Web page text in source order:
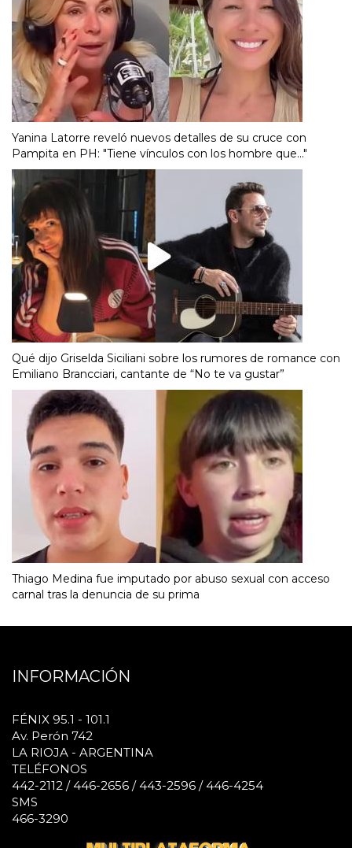
Yanina Latorre reveló nuevos detalles de su cruce con
Pampita en PH: "Tiene vínculos con los hombre que..."
Qué dijo Griselda Siciliani sobre los rumores de romance con
Emiliano Brancciari, cantante de “No te va gustar”
Thiago Medina fue imputado por abuso sexual con acceso
carnal tras la denuncia de su prima
INFORMACIÓN
FÉNIX 95.1 - 101.1
Av. Perón 742
LA RIOJA - ARGENTINA
TELÉFONOS
442-2112 / 446-2656 / 443-2596 / 446-4254
SMS
466-3290